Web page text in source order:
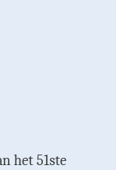
het 51ste